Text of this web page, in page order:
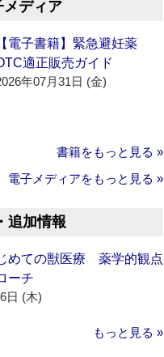
メディア
【電子書籍】緊急避妊薬
適正販売ガイド
年07月31日 (金)
書籍をもっと見る »
電子メディアをもっと見る »
追加情報
めての獣医療 薬学的観点
ーチ
日 (木)
もっと見る »